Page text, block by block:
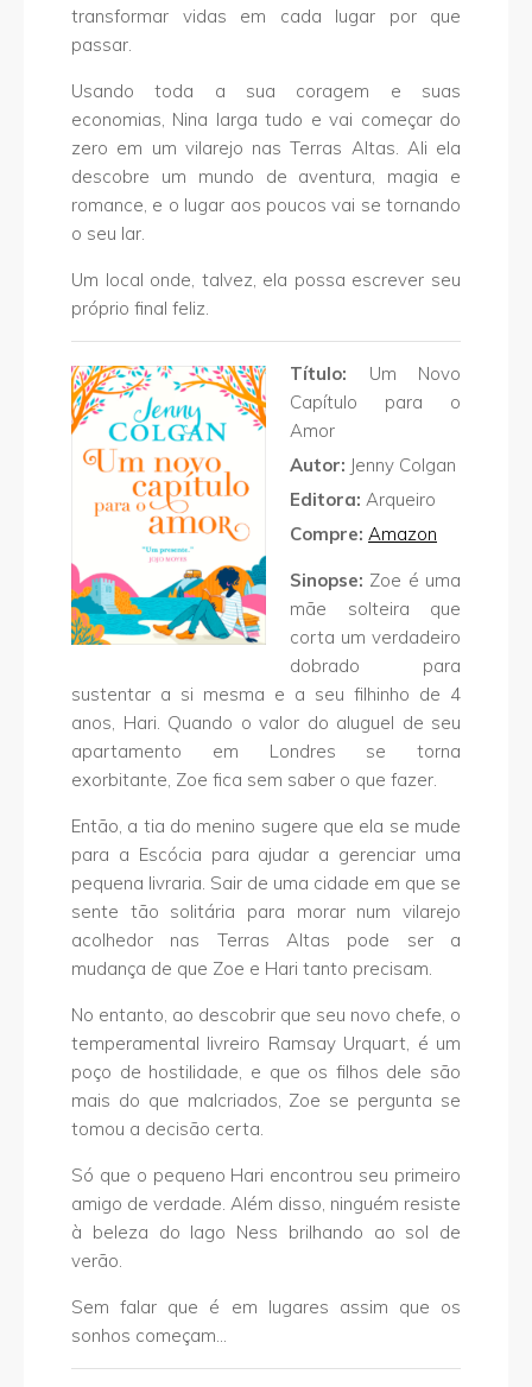
transformar vidas em cada lugar por que
passar.
Usando toda a sua coragem e suas
economias, Nina larga tudo e vai começar do
zero em um vilarejo nas Terras Altas. Ali ela
descobre um mundo de aventura, magia e
romance, e o lugar aos poucos vai se tornando
o seu lar.
Um local onde, talvez, ela possa escrever seu
próprio final feliz.
Título: Um Novo
Capítulo para o
Amor
Autor: Jenny Colgan
Editora: Arqueiro
Compre: Amazon
Sinopse: Zoe é uma
mãe solteira que
corta um verdadeiro
dobrado para
sustentar a si mesma e a seu filhinho de 4
anos, Hari. Quando o valor do aluguel de seu
apartamento em Londres se torna
exorbitante, Zoe fica sem saber o que fazer.
Então, a tia do menino sugere que ela se mude
para a Escócia para ajudar a gerenciar uma
pequena livraria. Sair de uma cidade em que se
sente tão solitária para morar num vilarejo
acolhedor nas Terras Altas pode ser a
mudança de que Zoe e Hari tanto precisam.
No entanto, ao descobrir que seu novo chefe, o
temperamental livreiro Ramsay Urquart, é um
poço de hostilidade, e que os filhos dele são
mais do que malcriados, Zoe se pergunta se
tomou a decisão certa.
Só que o pequeno Hari encontrou seu primeiro
amigo de verdade. Além disso, ninguém resiste
à beleza do lago Ness brilhando ao sol de
verão.
Sem falar que é em lugares assim que os
sonhos começam…